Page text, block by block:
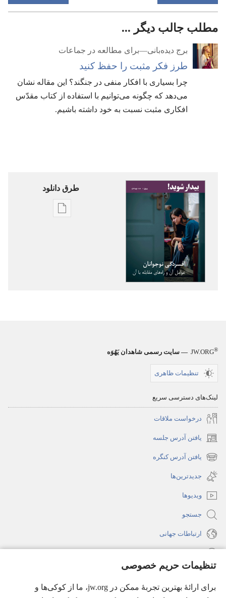
تنظیمات حریم خصوصی
برای ارائهٔ بهترین تجربهٔ ممکن در jw.org، ما از کوکی‌ها و
مطلب جالب دیگر ...
برج دیده‌بانی—برای مطالعه در جماعات
طرز فکر مثبت را حفظ کنید
چرا بسیاری با افکار منفی در جنگند؟‏ این مقاله نشان
می‌دهد که چگونه می‌توانیم با استفاده از کتاب مقدّس
افکاری مثبت نسبت به خود داشته باشیم.‏
طرق دانلود
گزینۀ
آن
JW.ORG® — سایت رسمی شاهدان یَهُوَه
تنظیمات ظاهری
لینک‌های دسترسی سریع
درخواست ملاقات
یافتن آدرس جلسه
(پنجره‌ای
جدید
می‌شود)
یافتن آدرس کنگره
(پنجره‌ای
جدید
می‌شود)
جدیدترین‌ها
ویدیوها
جستجو
ارتباطات جهانی
(پنجره‌ای
جدید